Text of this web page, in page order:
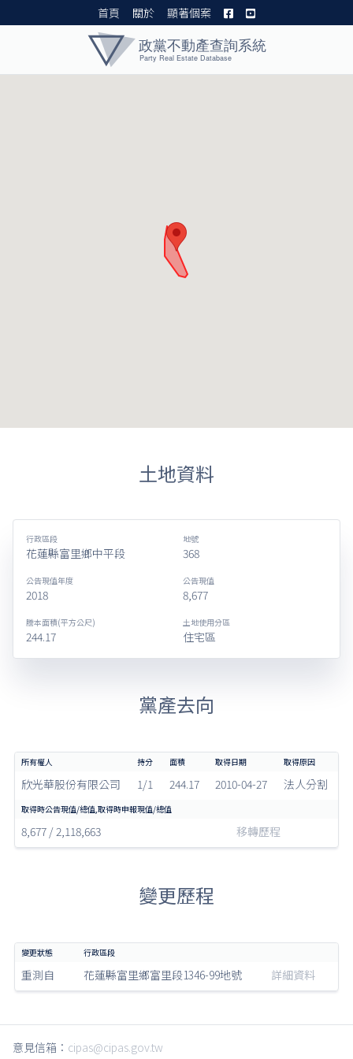
首頁 關於 顯著個案
土地資料
行政區段
花蓮縣富里鄉中平段
地號
368
公告現值年度
2018
公告現值
8,677
謄本面積(平方公尺)
244.17
土地使用分區
住宅區
黨產去向
欣光華股份有限公司 1/1 244.17 2010-04-27 法人分割
8,677 / 2,118,663 移轉歷程
變更歷程
重測自 花蓮縣富里鄉富里段1346-99地號 詳細資料
意見信箱： cipas@cipas.gov.tw